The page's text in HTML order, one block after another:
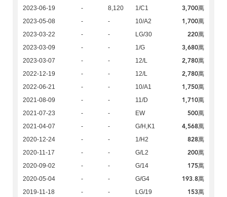
2023-06-19 - 8,120 1/C1 3,700萬
2023-05-08 - - 10/A2 1,700萬
2023-03-22 - - LG/30 220萬
2023-03-09 - - 1/G 3,680萬
2023-03-07 - - 12/L 2,780萬
2022-12-19 - - 12/L 2,780萬
2022-06-21 - - 10/A1 1,750萬
2021-08-09 - - 11/D 1,710萬
2021-07-23 - - EW 500萬
2021-04-07 - - G/H,K1 4,568萬
2020-12-24 - - 1/H2 828萬
2020-11-17 - - G/L2 200萬
2020-09-02 - - G/14 175萬
2020-05-04 - - G/G4 193.8萬
2019-11-18 - - LG/19 153萬